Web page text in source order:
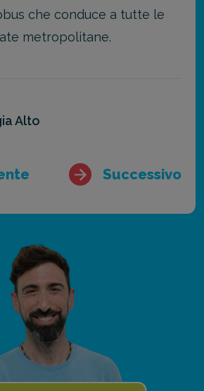
che conduce a tutte le
metropolitane.
Alto
Successivo